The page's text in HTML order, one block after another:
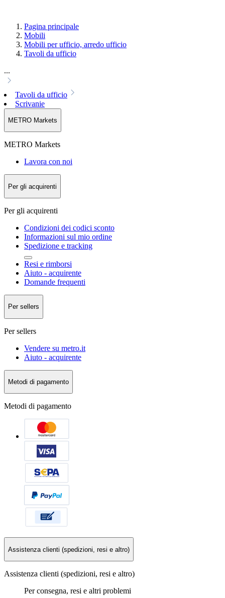
Pagina principale
Mobili
Mobili per ufficio, arredo ufficio
Tavoli da ufficio
...
Tavoli da ufficio
Scrivanie
METRO Markets
METRO Markets
Lavora con noi
Per gli acquirenti
Per gli acquirenti
Condizioni dei codici sconto
Informazioni sul mio ordine
Spedizione e tracking
Resi e rimborsi
Aiuto - acquirente
Domande frequenti
Per sellers
Per sellers
Vendere su metro.it
Aiuto - acquirente
Metodi di pagamento
Metodi di pagamento
Assistenza clienti (spedizioni, resi e altro)
Assistenza clienti (spedizioni, resi e altro)
Per consegna, resi e altri problemi